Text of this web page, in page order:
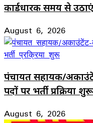
कार्डधारक समय से
August 6, 2026
पंचायत सहायक/
पदों पर भर्ती प्रक्रिया शुरू
August 6, 2026